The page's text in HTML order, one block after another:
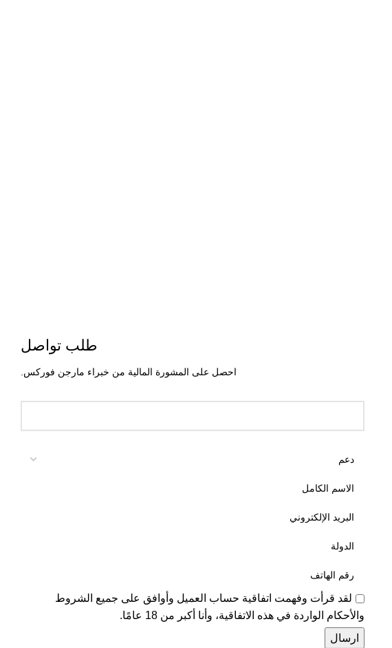
طلب تواصل
احصل على المشورة المالية من خبراء مارجن فوركس.
لقد قرأت وفهمت اتفاقية حساب العميل وأوافق على جميع الشروط
والأحكام الواردة في هذه الاتفاقية، وأنا أكبر من 18 عامًا.